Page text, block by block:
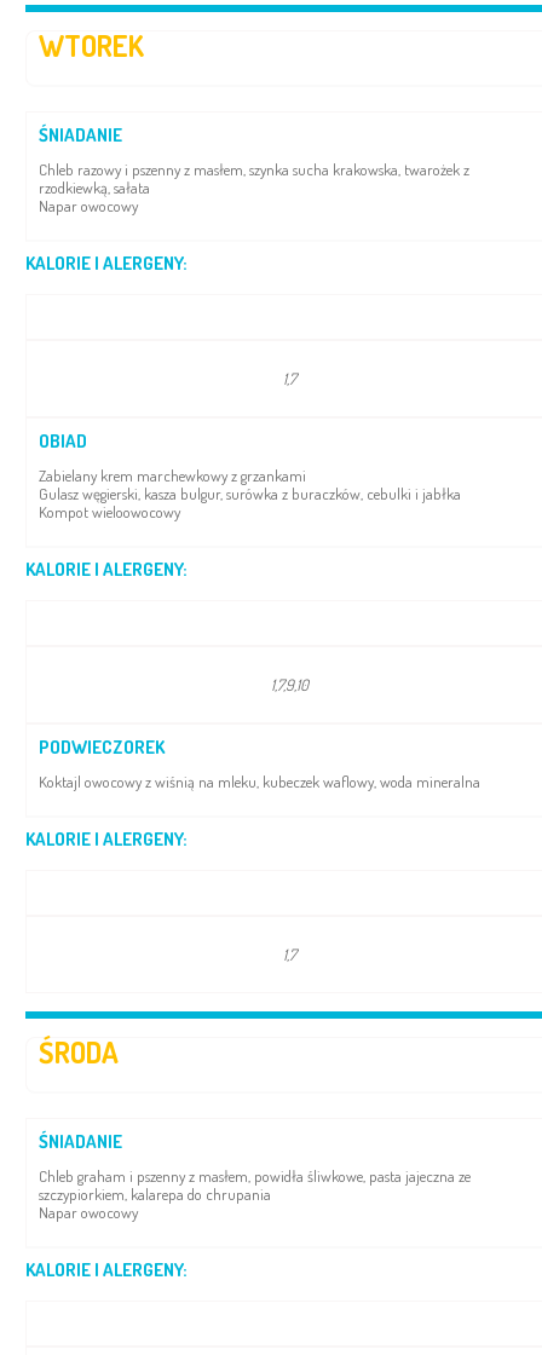
WTOREK
ŚNIADANIE
Chleb razowy i pszenny z masłem, szynka sucha krakowska, twarożek z
rzodkiewką, sałata
Napar owocowy
KALORIE I ALERGENY:
1,7
OBIAD
Zabielany krem marchewkowy z grzankami
Gulasz węgierski, kasza bulgur, surówka z buraczków, cebulki i jabłka
Kompot wieloowocowy
KALORIE I ALERGENY:
1,7,9,10
PODWIECZOREK
Koktajl owocowy z wiśnią na mleku, kubeczek waflowy, woda mineralna
KALORIE I ALERGENY:
1,7
ŚRODA
ŚNIADANIE
Chleb graham i pszenny z masłem, powidła śliwkowe, pasta jajeczna ze
szczypiorkiem, kalarepa do chrupania
Napar owocowy
KALORIE I ALERGENY: